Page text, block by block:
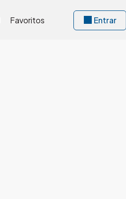
Entrar
Favoritos